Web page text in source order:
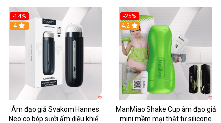
-14%
4
Âm đạo giả Svakom Hannes
Neo co bóp sưởi ấm điều khiển
-25%
4.2
ManMiao Shake Cup âm đạo giả
mini mềm mại thật từ silicone